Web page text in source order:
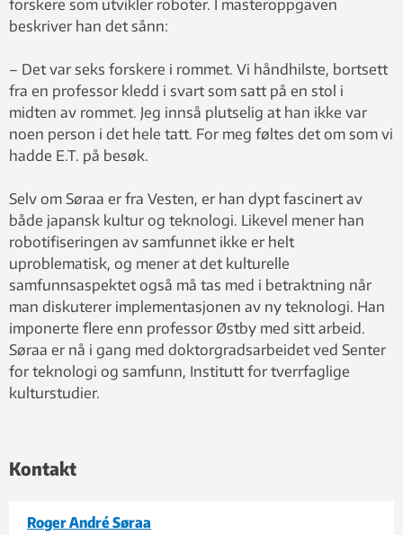
forskere som utvikler roboter. I masteroppgaven
beskriver han det sånn:
– Det var seks forskere i rommet. Vi håndhilste, bortsett
fra en professor kledd i svart som satt på en stol i
midten av rommet. Jeg innså plutselig at han ikke var
noen person i det hele tatt. For meg føltes det om som vi
hadde E.T. på besøk.
Selv om Søraa er fra Vesten, er han dypt fascinert av
både japansk kultur og teknologi. Likevel mener han
robotifiseringen av samfunnet ikke er helt
uproblematisk, og mener at det kulturelle
samfunnsaspektet også må tas med i betraktning når
man diskuterer implementasjonen av ny teknologi. Han
imponerte flere enn professor Østby med sitt arbeid.
Søraa er nå i gang med doktorgradsarbeidet ved Senter
for teknologi og samfunn, Institutt for tverrfaglige
kulturstudier.
Kontakt
Roger André Søraa